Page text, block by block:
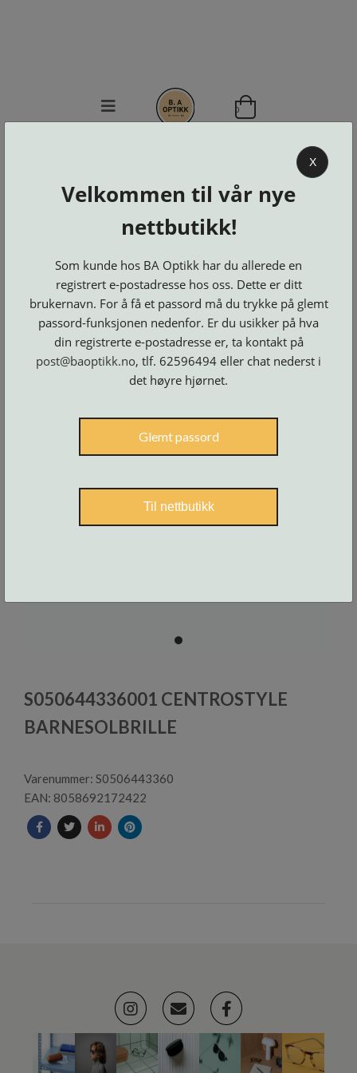
KJØPSVILKÅR
KONTAKT
OSS
DELER
LOGG INN
0
Brillerens
Brillesnorer
Clip-
on
og
Suncover
Etuier
Innfatninger
Lesebriller
og
Speil
Maskiner
Neseputer
Skruer
Solbriller
Verktøy
og
tilbehør
Se alle kategorier
item
of
1
S050644336001 CENTROSTYLE
BARNESOLBRILLE
Varenummer: S0506443360
EAN: 8058692172422
X
Velkommen til vår nye
nettbutikk!
Som kunde hos BA Optikk har du allerede en
registrert e-postadresse hos oss. Dette er ditt
brukernavn. For å få et passord må du trykke på glemt
passord-funksjonen nedenfor. Er du usikker på hva
din registrerte e-postadresse er, ta kontakt på
post@baoptikk.no, tlf. 62596494 eller chat nederst i
det høyre hjørnet.
Glemt passord
Til nettbutikk